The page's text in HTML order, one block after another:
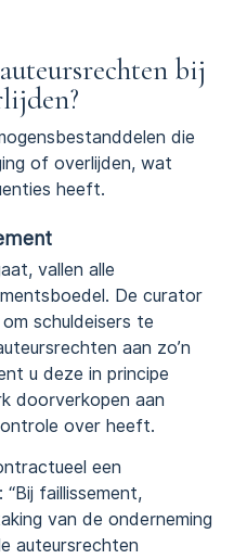
bij
die
of overlijden, wat
heeft.
vallen alle
De curator
schuldeisers te
aan zo’n
u deze in principe
doorverkopen aan
over heeft.
een
faillissement,
van de onderneming
auteursrechten